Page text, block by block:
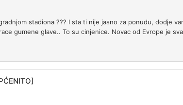
stadiona ??? I sta ti nije jasno za ponudu, dodje
gumene glave.. To su cinjenice. Novac od Evrope je